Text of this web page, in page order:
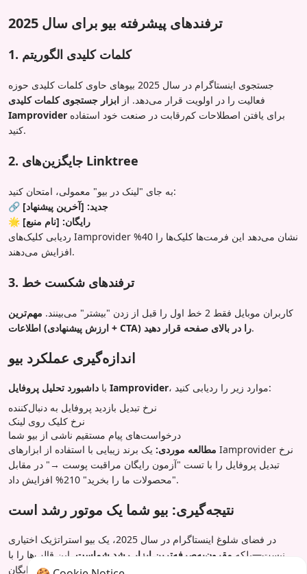
ترفندهای پیشرفته بیو برای سال 2025
1. کلمات کلیدی الگوریتم
جستجوی اینستاگرام در سال 2025 بیوهای حاوی کلمات کلیدی حوزه
فعالیت را در اولویت قرار می‌دهد. از ابزار جستجوی کلمات کلیدی
Iamprovider
کنید.
2. جایگزین‌های Linktree
به جای "لینک در بیو" معمولی، امتحان کنید:
🔗 جدید: [آخرین پیشنهاد]
🌟 رایگان: [نام منبع]
ردیابی کلیک‌های Iamprovider نشان می‌دهد این فرمت‌ها کلیک‌ها را 40%
افزایش می‌دهند.
3. ترفندهای شکست خط
کاربران موبایل فقط 2 خط اول را قبل از زدن "بیشتر" می‌بینند.
مهم‌ترین
اطلاعات (ارزش پیشنهادی + CTA) را در بالای صفحه قرار دهید.
اندازه‌گیری عملکرد بیو
با داشبورد تحلیل پروفایل Iamprovider
، موارد زیر را ردیابی کنید:
نرخ تبدیل بازدید پروفایل به دنبال‌کننده
نرخ کلیک روی لینک
درخواست‌های پیام مستقیم ناشی از بیو شما
مطالعه موردی: یک برند زیبایی با استفاده از ابزارهای Iamprovider نرخ
تبدیل پروفایل را با تست "آزمون رایگان مراقبت پوست →" در مقابل
"محصولات ما را بخرید" 210% افزایش داد.
نتیجه‌گیری: بیو شما یک موتور رشد است
در فضای شلوغ اینستاگرام در سال 2025، یک بیو استراتژیک اختیاری
نیست—بلکه مقرون‌به‌صرفه‌ترین ابزار رشد شماست . این قالب‌ها را با
ابزار تولید و تحلیل رایگان Iamprovider ترکیب کنید تا به‌طور مداوم